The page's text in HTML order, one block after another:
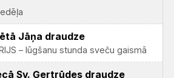
Jāņa draudze
– lūgšanu stunda sveču gaismā
Sv. Ģertrūdes draudze